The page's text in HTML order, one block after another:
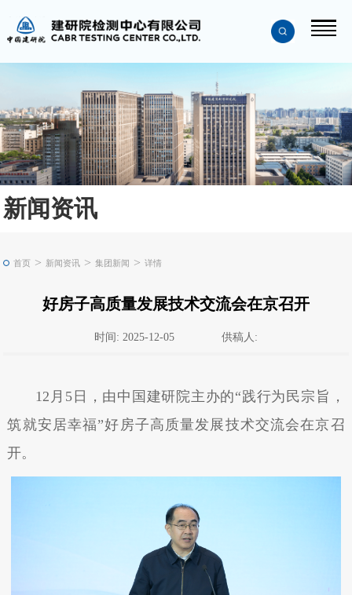
新闻资讯
首页 > 新闻资讯 > 集团新闻 > 详情
好房子高质量发展技术交流会在京召开
时间: 2025-12-05 供稿人:
12月5日，由中国建研院主办的“践行为民宗旨，
筑就安居幸福”好房子高质量发展技术交流会在京召
开。